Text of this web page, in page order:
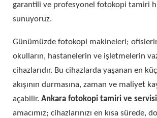
garantili ve profesyonel fotokopi tamiri
sunuyoruz.
Günümüzde fotokopi makineleri;
okulların, hastanelerin ve işletmelerin
cihazlarıdır. Bu cihazlarda yaşanan en
akışının durmasına, zaman ve maliyet
açabilir. Ankara fotokopi tamiri ve servisi
amacımız; cihazlarınızı en kısa sürede,